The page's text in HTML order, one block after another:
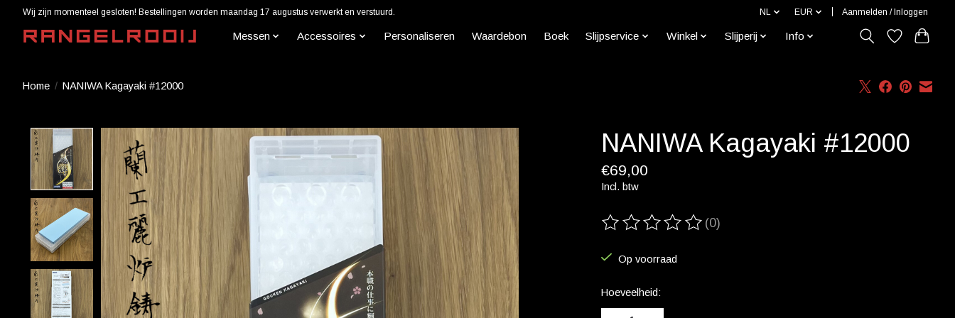
Wij zijn momenteel gesloten! Bestellingen worden maandag 17 augustus verwerkt en verstuurd. NL EUR Aanmelden / Inloggen
Messen Accessoires Personaliseren Waardebon Boek Slijpservice Winkel Slijperij Info
Home / NANIWA Kagayaki #12000
Product image slideshow Items NANIWA Kagayaki #12000
€69,00
Incl. btw
De beoordeling van dit product is
(0)
Op voorraad
Hoeveelheid: